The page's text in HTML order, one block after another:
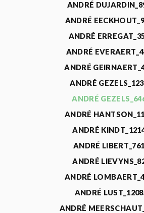
ANDRÉ
ANDRÉ
ANDRÉ
ANDRÉ
ANDRÉ
ANDRÉ
ANDRÉ
ANDRÉ
ANDRÉ
ANDRÉ
ANDRÉ
ANDRÉ
ANDRÉ
ANDRÉ